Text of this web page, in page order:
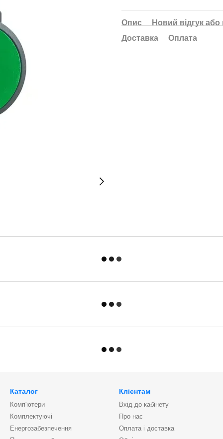
Опис
Новий відгук
Доставка
Оплата
Каталог
Комп'ютери
Комплектуючі
Енергозабезпечення
Клієнтам
Вхід до кабінету
Про нас
Оплата і доставка